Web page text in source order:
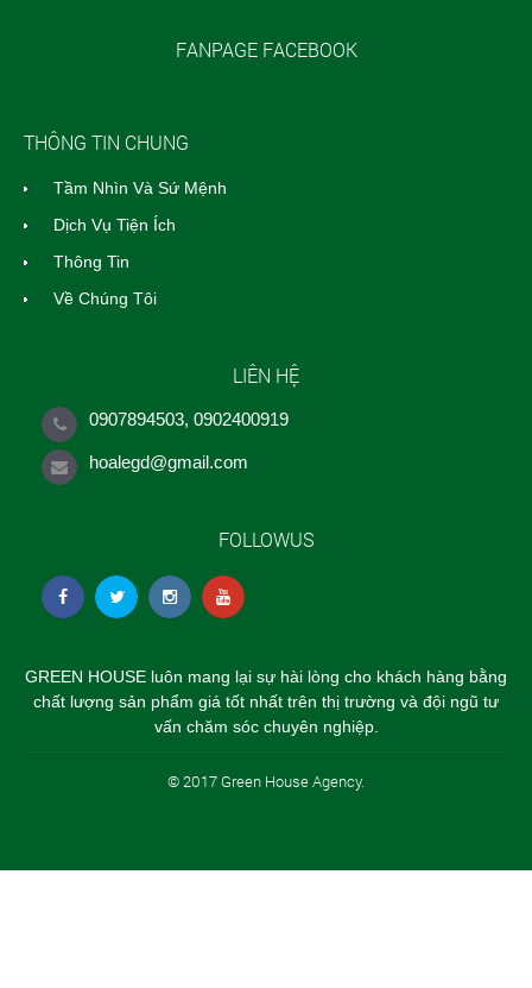
FANPAGE FACEBOOK
THÔNG TIN CHUNG
Tầm Nhìn Và Sứ Mệnh
Dịch Vụ Tiện Ích
Thông Tin
Về Chúng Tôi
LIÊN HỆ
0907894503, 0902400919
hoalegd@gmail.com
FOLLOWUS
GREEN HOUSE luôn mang lại sự hài lòng cho khách hàng bằng
chất lượng sản phẩm giá tốt nhất trên thị trường và đội ngũ tư
vấn chăm sóc chuyên nghiệp.
© 2017 Green House Agency.